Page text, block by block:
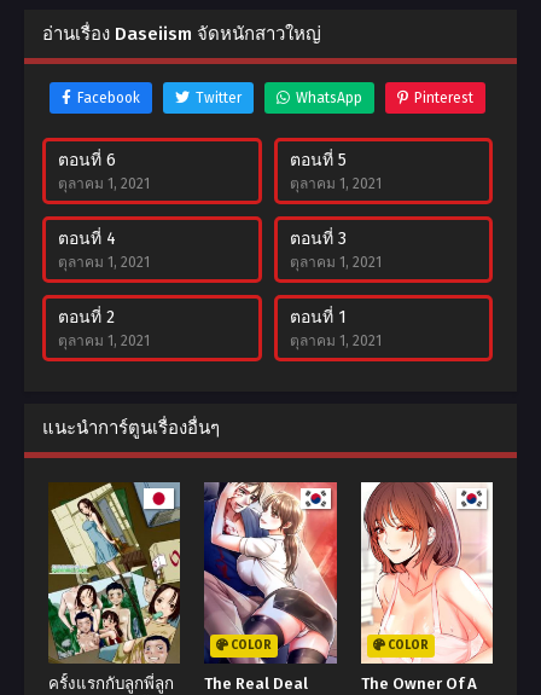
อ่านเรื่อง Daseiism จัดหนักสาวใหญ่
Facebook Twitter WhatsApp Pinterest
ตอนที่ 6
ตุลาคม 1, 2021
ตอนที่ 5
ตุลาคม 1, 2021
ตอนที่ 4
ตุลาคม 1, 2021
ตอนที่ 3
ตุลาคม 1, 2021
ตอนที่ 2
ตุลาคม 1, 2021
ตอนที่ 1
ตุลาคม 1, 2021
แนะนำการ์ตูนเรื่องอื่นๆ
ครั้งแรกกับลูกพี่ลูก
COLOR
The Real Deal
COLOR
The Owner Of A